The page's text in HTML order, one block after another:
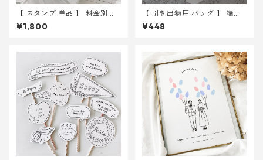
【 スタンプ 単品 】 料金別納
郵便 手渡し特急便 スタンプ ｜
結婚式 ウェディング
¥1,800
【 引き出物用 バッグ 】 端数 (
1~9 枚 ) 分購入ページ
¥448